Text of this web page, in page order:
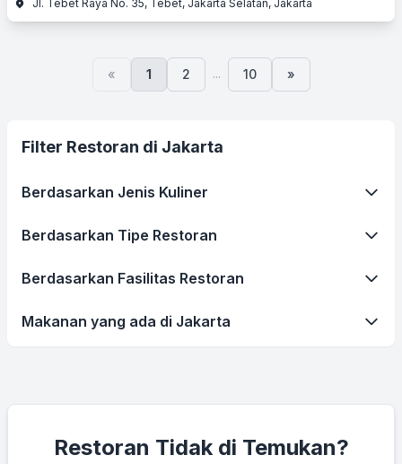
Jl. Tebet Raya No. 35, Tebet, Jakarta Selatan, Jakarta
« 1 2 ... 10 »
Filter Restoran di Jakarta
Berdasarkan Jenis Kuliner
Berdasarkan Tipe Restoran
Berdasarkan Fasilitas Restoran
Makanan yang ada di Jakarta
Restoran Tidak di Temukan?